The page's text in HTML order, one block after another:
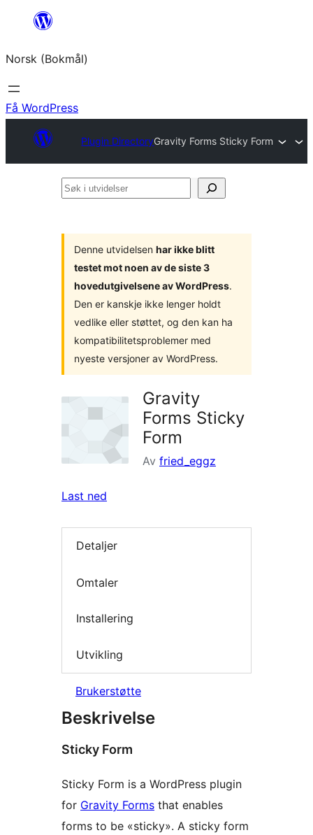
Hopp
innhold
Norsk (Bokmål)
Få WordPress
Plugin DirectoryGravity Forms Sticky Form
Søk
Denne utvidelsen har ikke blitt
testet mot noen av de siste 3
hovedutgivelsene av WordPress.
Den er kanskje ikke lenger holdt
vedlike eller støttet, og den kan ha
kompatibilitetsproblemer med
nyeste versjoner av WordPress.
Gravity
Forms Sticky
Form
Av fried_eggz
Last ned
Detaljer
Omtaler
Installering
Utvikling
Brukerstøtte
Beskrivelse
Sticky Form
Sticky Form is a WordPress plugin
for Gravity Forms that enables
forms to be «sticky». A sticky form